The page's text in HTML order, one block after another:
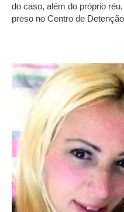
do caso, além do próprio
preso no Centro de